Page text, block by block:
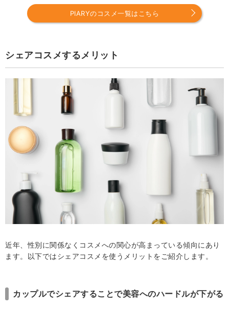
セラーズII コフレ3点セット（お試しサイズ）
シェアコスメで家族やカップルと一緒に使用して楽しさを
共有しよう
PIARYのコスメ一覧はこちら
シェアコスメするメリット
近年、性別に関係なくコスメへの関心が高まっている傾向にあり
ます。以下ではシェアコスメを使うメリットをご紹介します。
カップルでシェアすることで美容へのハードルが下がる